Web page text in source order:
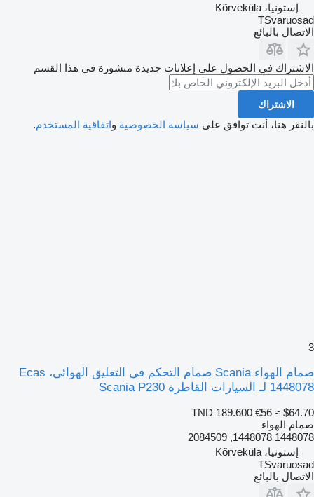
إستونيا، Kõrveküla
TSvaruosad
الاتصال بالبائع
الاشتراك في الحصول على إعلانات جديدة منشورة في هذا القسم
الاشتراك
بالنقر هنا، أنت توافق على سياسة الخصوصية واتفاقية المستخدم.
3
صمام الهواء Scania صمام التحكم في التعليق الهوائي، Ecas
1448078 لـ السيارات القاطرة Scania P230
TND 189.600 €56 ≈ $64.70
صمام الهواء
1448078 1448078, 2084509
إستونيا، Kõrveküla
TSvaruosad
الاتصال بالبائع